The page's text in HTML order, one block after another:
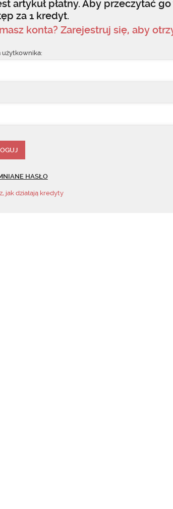
artykuł płatny. Aby przeczytać
za 1 kredyt.
konta? Zarejestruj się, aby
użytkownika:
HASŁO
jak działają kredyty